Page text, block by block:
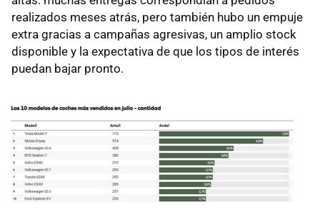
realizados meses atrás, pero también hubo un empuje
extra gracias a campañas agresivas, un amplio stock
disponible y la expectativa de que los tipos de interés
puedan bajar pronto.